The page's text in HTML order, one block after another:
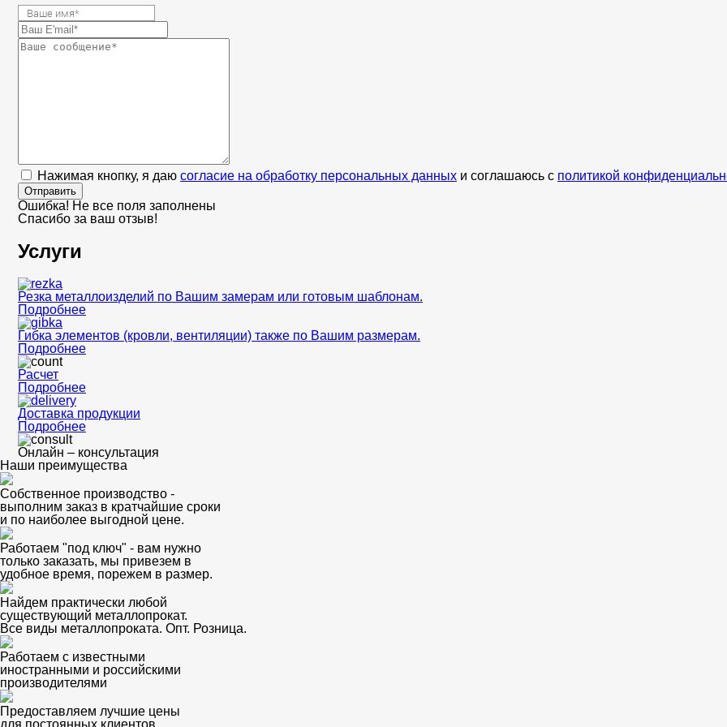
Нажимая кнопку, я даю согласие на обработку персональных данных и соглашаюсь с политикой
Отправить
Ошибка! Не все поля заполнены
Спасибо за ваш отзыв!
Услуги
Резка металлоизделий по Вашим замерам или готовым шаблонам.
Подробнее
Гибка элементов (кровли, вентиляции) также по Вашим размерам.
Подробнее
Расчет
Подробнее
Доставка продукции
Подробнее
Онлайн – консультация
Наши преимущества
Собственное производство -
выполним заказ в кратчайшие сроки
и по наиболее выгодной цене.
Работаем "под ключ" - вам нужно
только заказать, мы привезем в
удобное время, порежем в размер.
Найдем практически любой
существующий металлопрокат.
Все виды металлопроката. Опт. Розница.
Работаем с известными
иностранными и российскими
производителями
Предоставляем лучшие цены
для постоянных клиентов.